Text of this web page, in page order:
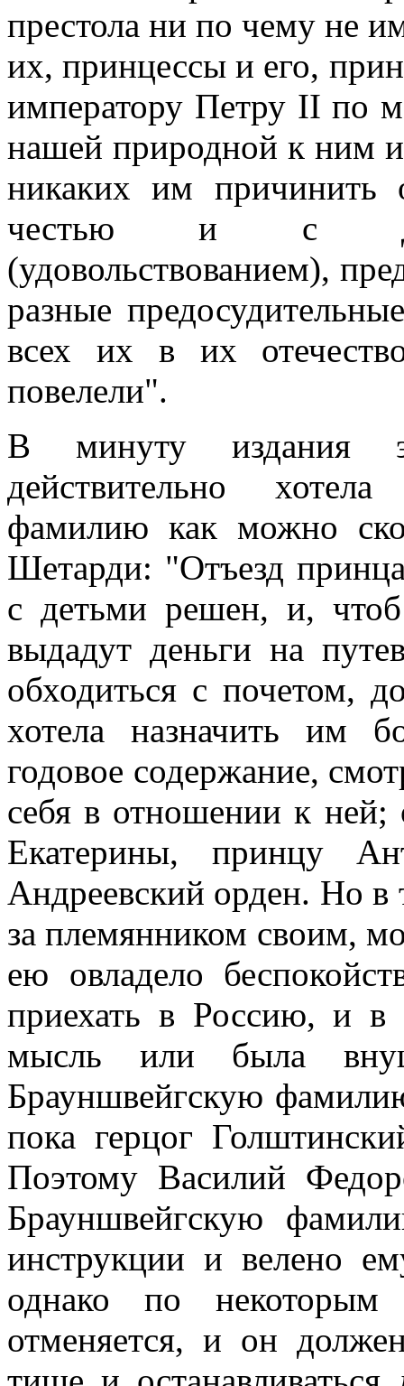
престола ни по чему не
их, принцессы и его,
императору Петру II по
нашей природной к ним
никаких им причинить
честью и с
(удовольствованием),
разные
всех их в их
повелели".
В минуту издания
действительно
фамилию как можно
Шетарди: "Отъезд
с детьми решен, и,
выдадут деньги на
обходиться с почетом,
хотела назначить им
годовое содержание,
себя в отношении к ней;
Екатерины, принцу
Андреевский орден. Но в
за племянником своим,
ею овладело
приехать в Россию, и в
мысль или была
Брауншвейгскую
пока герцог
Поэтому Василий
Брауншвейгскую
инструкции и велено
однако по некоторым
отменяется, и он